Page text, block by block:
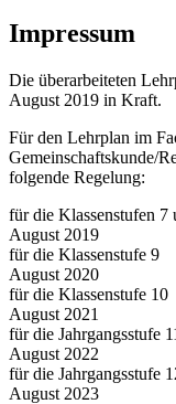
Impressum
Die überarbeiteten
August 2019 in Kraft.
Für den Lehrplan im
Gemeinschaftskunde/
folgende Regelung:
für die
August 2019
für die
August 2020
für die
August 2021
für die
August 2022
für die
August 2023